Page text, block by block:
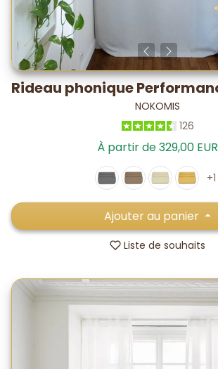
NOKOMIS
126
À partir de 329,00 EUR
+1
Ajouter au panier
Liste de souhaits